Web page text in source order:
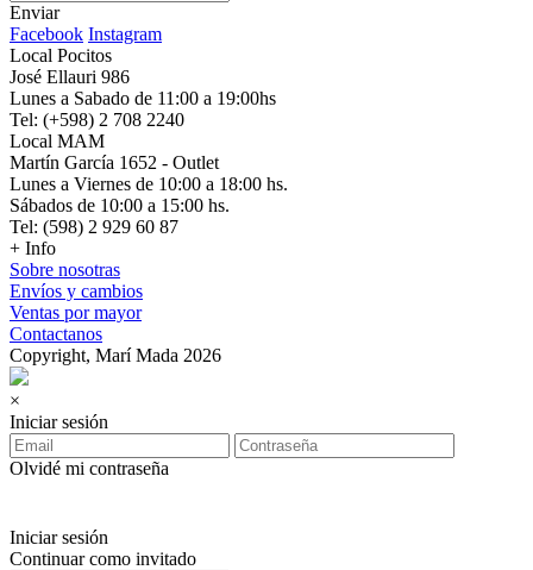
Enviar
Facebook Instagram
Local Pocitos
José Ellauri 986
Lunes a Sabado de 11:00 a 19:00hs
Tel: (+598) 2 708 2240
Local MAM
Martín García 1652 - Outlet
Lunes a Viernes de 10:00 a 18:00 hs.
Sábados de 10:00 a 15:00 hs.
Tel: (598) 2 929 60 87
+ Info
Sobre nosotras
Envíos y cambios
Ventas por mayor
Contactanos
Copyright, Marí Mada 2026
×
Iniciar sesión
Olvidé mi contraseña
Iniciar sesión
Continuar como invitado